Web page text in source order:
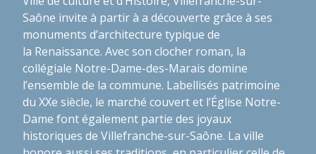
Saône invite à partir à a découverte grâce à ses
monuments d’architecture typique de
la Renaissance. Avec son clocher roman, la
collégiale Notre-Dame-des-Marais domine
l’ensemble de la commune. Labellisés patrimoine
du XXe siècle, le marché couvert et l’Église Notre-
Dame font également partie des joyaux
historiques de Villefranche-sur-Saône. La ville